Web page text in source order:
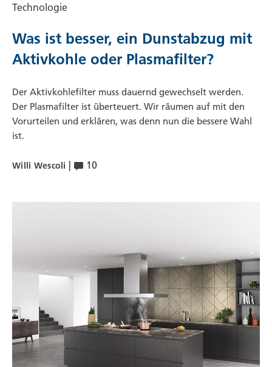
Technologie
Was ist besser, ein Dunstabzug mit
Aktivkohle oder Plasmafilter?
Der Aktivkohlefilter muss dauernd gewechselt werden.
Der Plasmafilter ist überteuert. Wir räumen auf mit den
Vorurteilen und erklären, was denn nun die bessere Wahl
ist.
Willi Wescoli | 10